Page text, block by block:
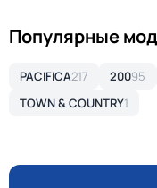
Популярные
PACIFICA217 20095
TOWN & COUNTRY1